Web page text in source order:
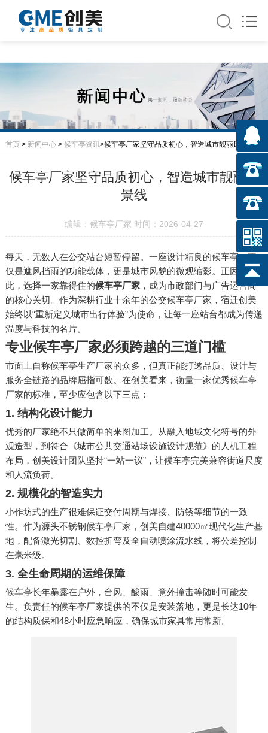
首页> 新闻中心> 候车亭资讯>候车亭厂家坚守品质初心，智造城市靓丽风景线
候车亭厂家坚守品质初心，智造城市靓丽风
景线
编辑：候车亭厂家 时间：2026-04-27
每天，无数人在公交站台短暂停留。一座设计精良的候车亭，不
仅是遮风挡雨的功能载体，更是城市风貌的微观缩影。正因如
此，选择一家靠得住的候车亭厂家，成为市政部门与广告运营商
的核心关切。作为深耕行业十余年的公交候车亭厂家，宿迁创美
始终以“重新定义城市出行体验”为使命，让每一座站台都成为传递
温度与科技的名片。
专业候车亭厂家必须跨越的三道门槛
市面上自称候车亭生产厂家的众多，但真正能打透品质、设计与
服务全链路的品牌屈指可数。在创美看来，衡量一家优秀候车亭
厂家的标准，至少应包含以下三点：
1. 结构化设计能力
优秀的厂家绝不只做简单的来图加工。从融入地域文化符号的外
观造型，到符合《城市公共交通站场设施设计规范》的人机工程
布局，创美设计团队坚持“一站一议”，让候车亭完美兼容街道尺度
和人流负荷。
2. 规模化的智造实力
小作坊式的生产很难保证交付周期与焊接、防锈等细节的一致
性。作为源头不锈钢候车亭厂家，创美自建40000㎡现代化生产基
地，配备激光切割、数控折弯及全自动喷涂流水线，将公差控制
在毫米级。
3. 全生命周期的运维保障
候车亭长年暴露在户外，台风、酸雨、意外撞击等随时可能发
生。负责任的候车亭厂家提供的不仅是安装落地，更是长达10年
的结构质保和48小时应急响应，确保城市家具常用常新。